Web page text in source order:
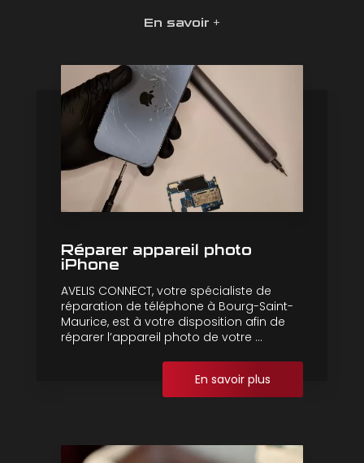
En savoir +
Réparer appareil photo
iPhone
AVELIS CONNECT, votre spécialiste de
réparation de téléphone à Bourg-Saint-
Maurice, est à votre disposition afin de
réparer l’appareil photo de votre ...
En savoir plus